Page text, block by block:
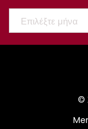
Αρχειο
©